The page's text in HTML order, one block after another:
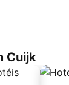
Cuijk